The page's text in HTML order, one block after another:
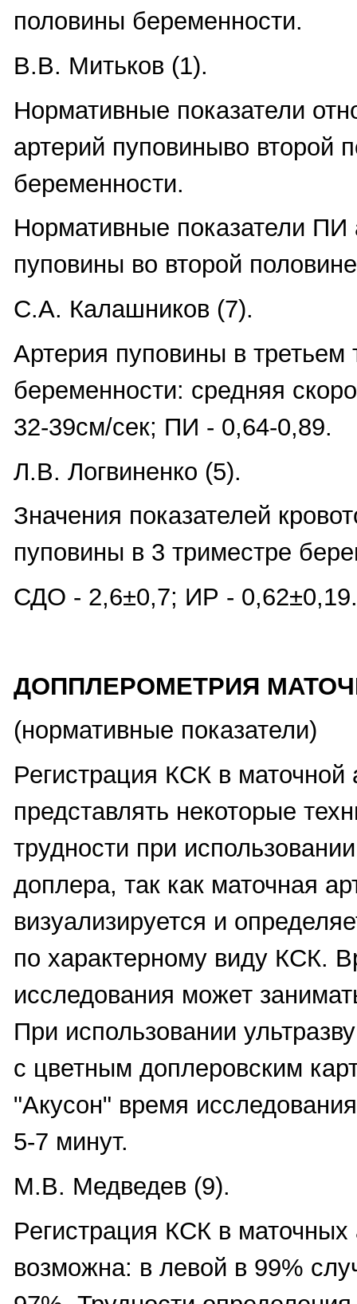
половины беременности.
В.В. Митьков (1).
Нормативные показатели
артерий пуповиныво второй
беременности.
Нормативные показатели ПИ
пуповины во второй
С.А. Калашников (7).
Артерия пуповины в третьем
беременности: средняя
32-39см/сек; ПИ - 0,64-0,89.
Л.В. Логвиненко (5).
Значения показателей
пуповины в 3 триместре
СДО - 2,6±0,7; ИР - 0,62±0,19.
ДОППЛЕРОМЕТРИЯ
(нормативные показатели)
Регистрация КСК в маточной
представлять некоторые
трудности при
доплера, так как маточная
визуализируется и
по характерному виду КСК.
исследования может
При использовании
с цветным доплеровским
"Акусон" время
5-7 минут.
М.В. Медведев (9).
Регистрация КСК в маточных
возможна: в левой в 99%